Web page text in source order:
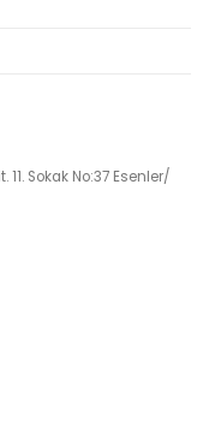
Sokak No:37 Esenler/